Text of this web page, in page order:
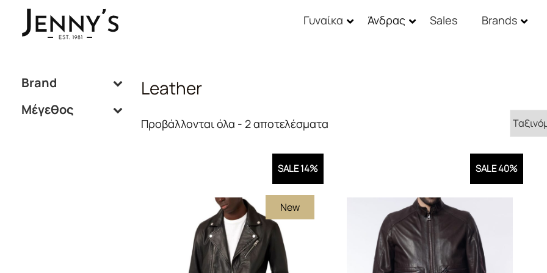
Γυναίκα Άνδρας Sales Brands
Brand
Μέγεθος
Leather
Προβάλλονται όλα - 2 αποτελέσματαSorted
SALE 14%
New
SALE 40%